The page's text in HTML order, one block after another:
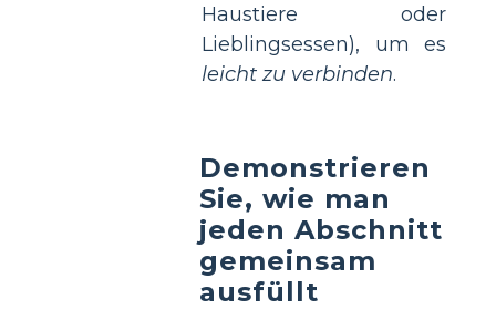
Haustiere oder
Lieblingsessen), um es
leicht zu verbinden.
Demonstrieren
Sie, wie man
jeden Abschnitt
gemeinsam
ausfüllt